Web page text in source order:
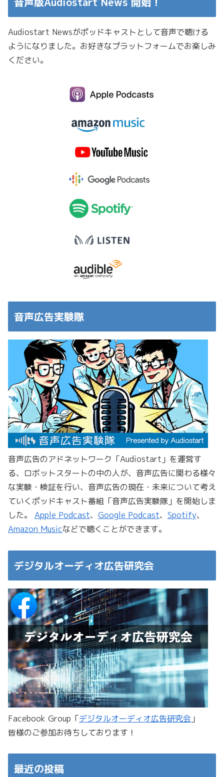
Audiostart Newsがポッドキャストとして音声で聴ける
ようになりました。お好きなプラットフォームでお楽しみ
ください。
音声広告実験隊
音声広告のアドネットワーク「Audiostart」を運営す
る、ロボットスタートの中の人が、音声広告に関わる様々
な実験・検証を行い、音声広告の現在・未来について考え
ていくポッドキャスト番組「音声広告実験隊」を開始しま
した。 Apple Podcast、 Google Podcast、 Spotify、
Amazon Musicなどで聴くことができます。
デジタルオーディオ広告研究会
Facebook Group「デジタルオーディオ広告研究会 」
皆様のご参加お待ちしております！
最近の投稿